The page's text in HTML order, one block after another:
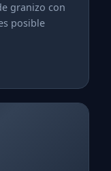
granizo con
posible